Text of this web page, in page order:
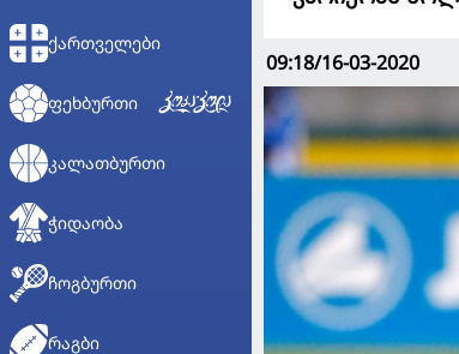
ᲥᲐᲠᲗᲕᲔᲚᲔᲑᲘ
ᲤᲔᲮᲑᲣᲠᲗᲘ
ᲙᲐᲚᲐᲗᲑᲣᲠᲗᲘ
ᲭᲘᲓᲐᲝᲑᲐ
ᲩᲝᲒᲑᲣᲠᲗᲘ
ᲠᲐᲒᲑᲘ
09:18/16-03-2020